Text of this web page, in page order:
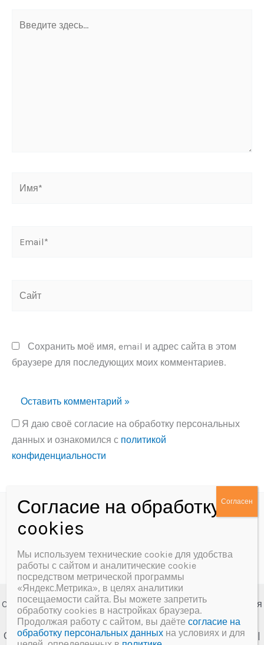
здесь...
Сохранить моё имя, email и адрес сайта в этом
браузере для последующих моих комментариев.
Я даю своё согласие на обработку персональных
данных и ознакомился с политикой
конфиденциальности
Политика конфиденциальности
Copyright © 2026 МБУК «Далматовская межпоселенческая
центральная библиотека им. А.Ф. Мерзлякова»
Создание сайта и сопровождениеВеб-студия "У-Лабнет" |
Мы используем технические cookie для удобства
работы с сайтом и аналитические cookie
посредством метрической программы
«Яндекс.Метрика», в целях аналитики
посещаемости сайта. Вы можете запретить
обработку cookies в настройках браузера.
Продолжая работу с сайтом, вы даётесогласие на
обработку персональных данных на условиях и для